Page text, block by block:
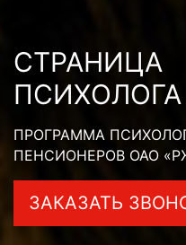
СТРАНИЦА
ПСИХОЛОГА
ПРОГРАММА
ПЕНСИОНЕРОВ ОАО
ЗАКАЗАТЬ